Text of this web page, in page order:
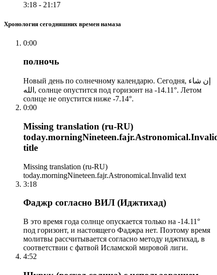
3:18 - 21:17
Хронология сегодняшних времен намаза
0:00
полночь
Новый день по солнечному календарю. Сегодня, إن شاء
الله, солнце опустится под горизонт на -14.11°. Летом
солнце не опустится ниже -7.14°.
0:00
Missing translation (ru-RU)
title
Missing translation (ru-RU)
today.morningNineteen.fajr.Astronomical.Invalid text
3:18
Фаджр согласно ВИЛ (Иджтихад)
В это время года солнце опускается только на -14.11°
под горизонт, и настоящего Фаджра нет. Поэтому время
молитвы рассчитывается согласно методу иджтихад, в
соответствии с фатвой Исламской мировой лиги.
4:52